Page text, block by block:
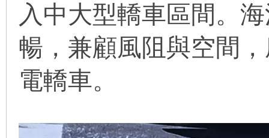
入中大型轎車區間。
暢，兼顧風阻與空間
電轎車。